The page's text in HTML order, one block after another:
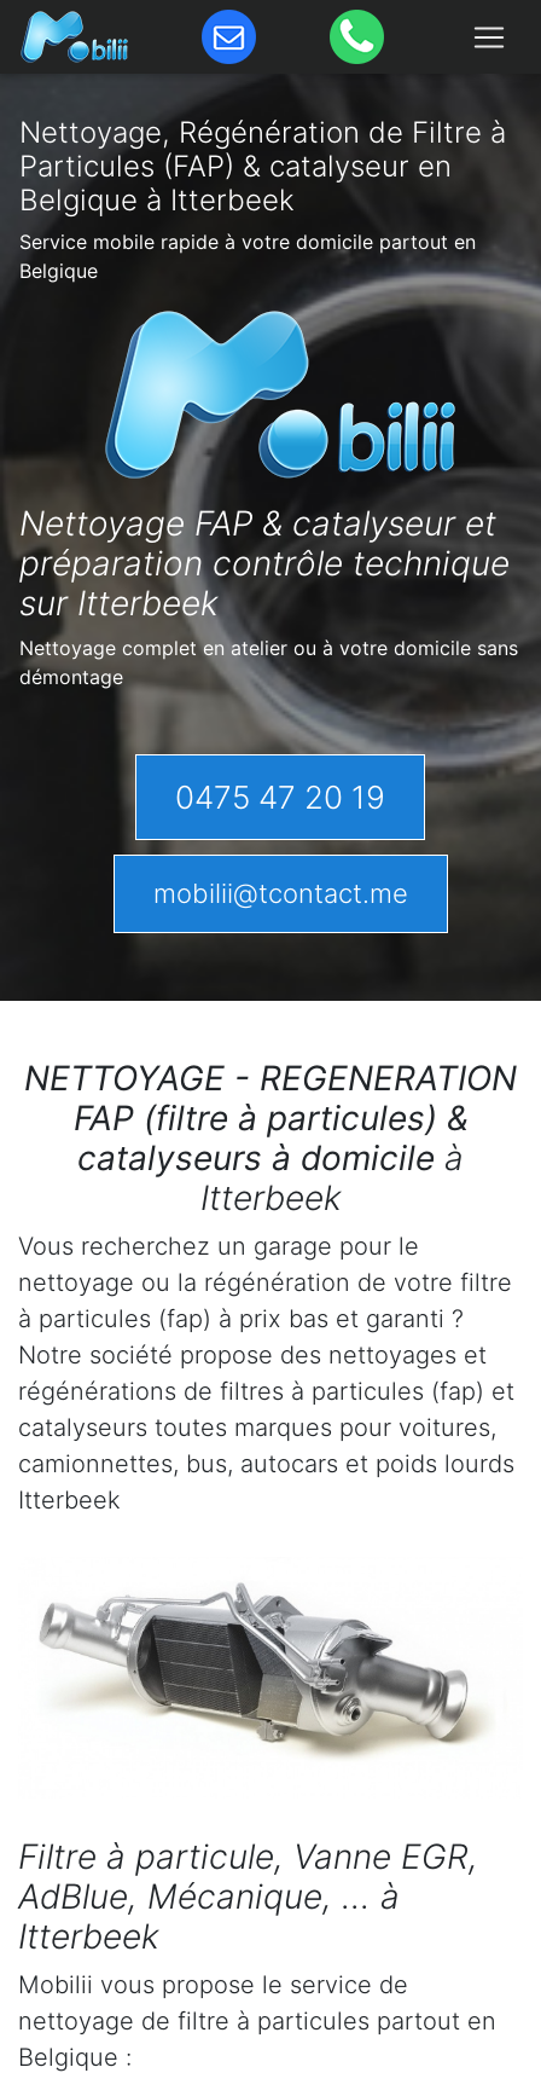
Nettoyage, Régénération de Filtre à
Particules (FAP) & catalyseur en
Belgique à Itterbeek
Service mobile rapide à votre domicile partout en
Belgique
Nettoyage FAP & catalyseur et
préparation contrôle technique
sur Itterbeek
Nettoyage complet en atelier ou à votre domicile sans
démontage
0475 47 20 19
mobilii@tcontact.me
NETTOYAGE - REGENERATION
FAP (filtre à particules) &
catalyseurs à domicile à
Itterbeek
Vous recherchez un garage pour le
nettoyage ou la régénération de votre filtre
à particules (fap) à prix bas et garanti ?
Notre société propose des nettoyages et
régénérations de filtres à particules (fap) et
catalyseurs toutes marques pour voitures,
camionnettes, bus, autocars et poids lourds
Itterbeek
Filtre à particule, Vanne EGR,
AdBlue, Mécanique, ... à
Itterbeek
Mobilii vous propose le service de
nettoyage de filtre à particules partout en
Belgique :